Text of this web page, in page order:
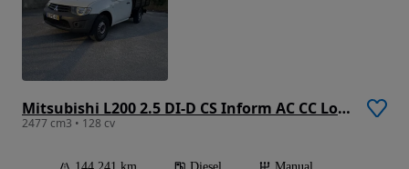
Mitsubishi L200 2.5 DI-D CS Inform AC CC Low Rider 2WD
2477 cm3 • 128 cv